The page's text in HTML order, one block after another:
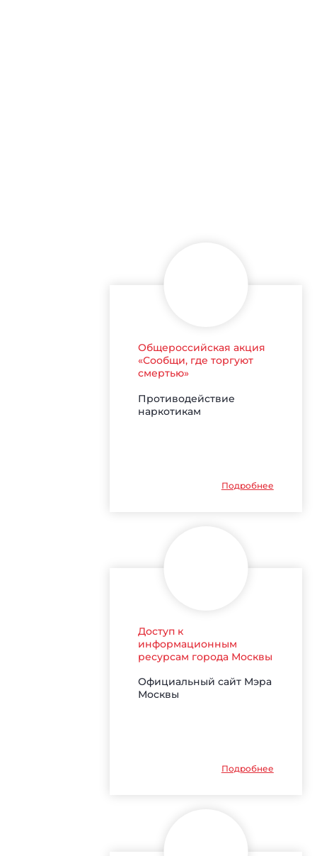
Общероссийская акция
«Сообщи, где торгуют
смертью»
Противодействие
наркотикам
Подробнее
Доступ к
информационным
ресурсам города Москвы
Официальный сайт Мэра
Москвы
Подробнее